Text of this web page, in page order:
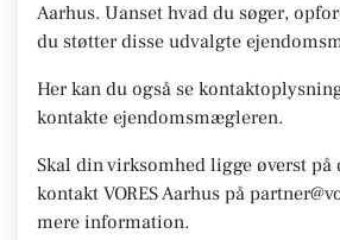
Aarhus. Uanset hvad du søger,
du støtter disse udvalgte
Her kan du også se
kontakte ejendomsmægleren.
Skal din virksomhed ligge øverst på
kontakt VORES Aarhus på
mere information.